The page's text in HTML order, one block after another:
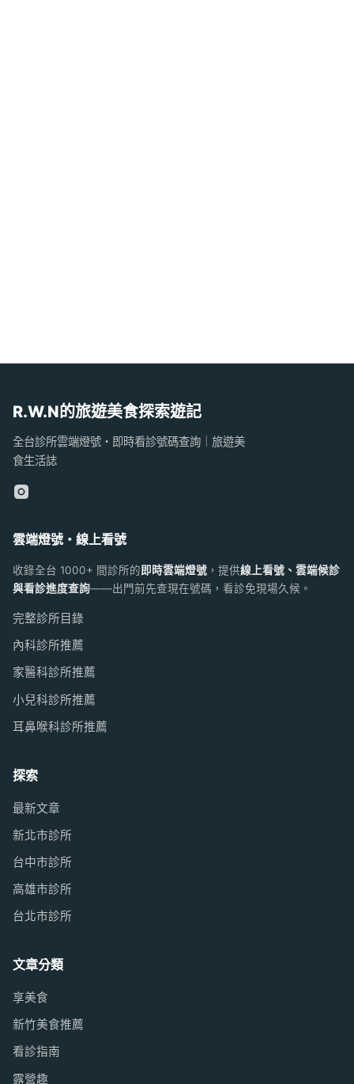
R.W.N的旅遊美食探索遊記
全台診所雲端燈號・即時看診號碼查詢｜旅遊美
食生活誌
雲端燈號・線上看號
收錄全台 1000+ 間診所的 即時雲端燈號 ，提供線上看號、雲端候診
與看診進度查詢——出門前先查現在號碼，看診免現場久候。
完整診所目錄
內科診所推薦
家醫科診所推薦
小兒科診所推薦
耳鼻喉科診所推薦
探索
最新文章
新北市診所
台中市診所
高雄市診所
台北市診所
文章分類
享美食
新竹美食推薦
看診指南
露營趣